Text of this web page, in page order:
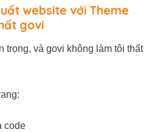
website với Theme
govi
trọng, và govi không làm tôi thất
code